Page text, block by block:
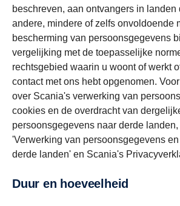
beschreven, aan ontvangers in
andere, mindere of zelfs onvoldoende
bescherming van persoonsgegevens
vergelijking met de toepasselijke
rechtsgebied waarin u woont of werkt
contact met ons hebt opgenomen.
over Scania's verwerking van
cookies en de overdracht van
persoonsgegevens naar derde
'Verwerking van persoonsgegevens
derde landen' en Scania's
Duur en hoeveelheid